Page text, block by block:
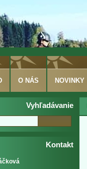
Vyhľadávanie
Kontakt
O NÁS NOVINKY